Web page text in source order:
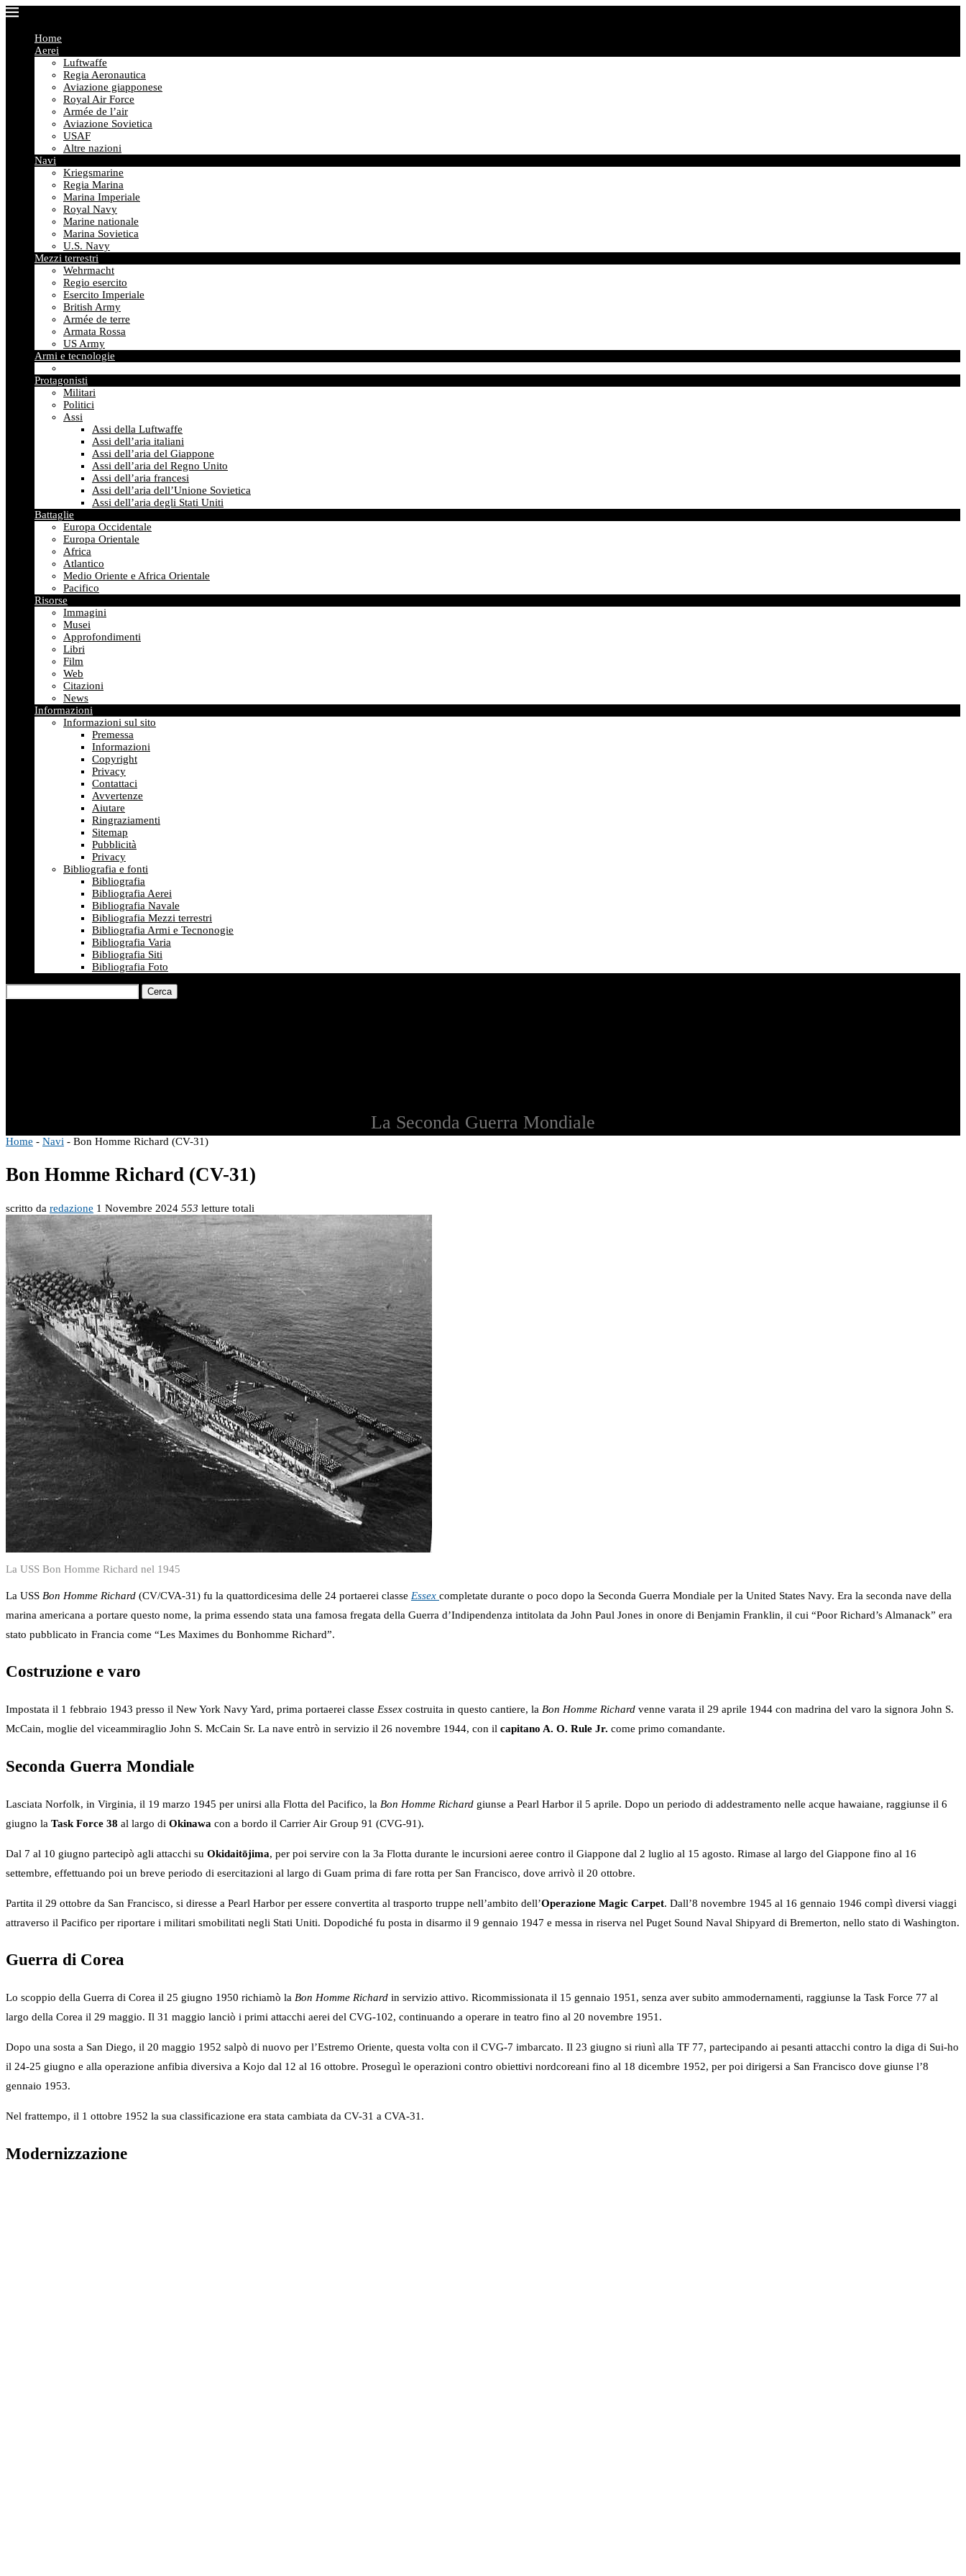
Home
Aerei
Luftwaffe
Regia Aeronautica
Aviazione giapponese
Royal Air Force
Armée de l’air
Aviazione Sovietica
USAF
Altre nazioni
Navi
Kriegsmarine
Regia Marina
Marina Imperiale
Royal Navy
Marine nationale
Marina Sovietica
U.S. Navy
Mezzi terrestri
Wehrmacht
Regio esercito
Esercito Imperiale
British Army
Armée de terre
Armata Rossa
US Army
Armi e tecnologie
Protagonisti
Militari
Politici
Assi
Assi della Luftwaffe
Assi dell’aria italiani
Assi dell’aria del Giappone
Assi dell’aria del Regno Unito
Assi dell’aria francesi
Assi dell’aria dell’Unione Sovietica
Assi dell’aria degli Stati Uniti
Battaglie
Europa Occidentale
Europa Orientale
Africa
Atlantico
Medio Oriente e Africa Orientale
Pacifico
Risorse
Immagini
Musei
Approfondimenti
Libri
Film
Web
Citazioni
News
Informazioni
Informazioni sul sito
Premessa
Informazioni
Copyright
Privacy
Contattaci
Avvertenze
Aiutare
Ringraziamenti
Sitemap
Pubblicità
Privacy
Bibliografia e fonti
Bibliografia
Bibliografia Aerei
Bibliografia Navale
Bibliografia Mezzi terrestri
Bibliografia Armi e Tecnonogie
Bibliografia Varia
Bibliografia Siti
Bibliografia Foto
Cerca
La Seconda Guerra Mondiale
Home - Navi - Bon Homme Richard (CV-31)
Bon Homme Richard (CV-31)
scritto da redazione 1 Novembre 2024 553 letture totali
La USS Bon Homme Richard nel 1945
La USS Bon Homme Richard (CV/CVA-31) fu la quattordicesima delle 24 portaerei classe Essex completate durante o poco dopo la Seconda Guerra Mondiale per la United States Navy. Era la seconda nave della
marina americana a portare questo nome, la prima essendo stata una famosa fregata della Guerra d’Indipendenza intitolata da John Paul Jones in onore di Benjamin Franklin, il cui “Poor Richard’s Almanack” era
stato pubblicato in Francia come “Les Maximes du Bonhomme Richard”.
Costruzione e varo
Impostata il 1 febbraio 1943 presso il New York Navy Yard, prima portaerei classe Essex costruita in questo cantiere, la Bon Homme Richard venne varata il 29 aprile 1944 con madrina del varo la signora John S.
McCain, moglie del viceammiraglio John S. McCain Sr. La nave entrò in servizio il 26 novembre 1944, con il capitano A. O. Rule Jr. come primo comandante.
Seconda Guerra Mondiale
Lasciata Norfolk, in Virginia, il 19 marzo 1945 per unirsi alla Flotta del Pacifico, la Bon Homme Richard giunse a Pearl Harbor il 5 aprile. Dopo un periodo di addestramento nelle acque hawaiane, raggiunse il 6
giugno la Task Force 38 al largo di Okinawa con a bordo il Carrier Air Group 91 (CVG-91).
Dal 7 al 10 giugno partecipò agli attacchi su Okidaitōjima, per poi servire con la 3a Flotta durante le incursioni aeree contro il Giappone dal 2 luglio al 15 agosto. Rimase al largo del Giappone fino al 16
settembre, effettuando poi un breve periodo di esercitazioni al largo di Guam prima di fare rotta per San Francisco, dove arrivò il 20 ottobre.
Partita il 29 ottobre da San Francisco, si diresse a Pearl Harbor per essere convertita al trasporto truppe nell’ambito dell’Operazione Magic Carpet. Dall’8 novembre 1945 al 16 gennaio 1946 compì diversi viaggi
attraverso il Pacifico per riportare i militari smobilitati negli Stati Uniti. Dopodiché fu posta in disarmo il 9 gennaio 1947 e messa in riserva nel Puget Sound Naval Shipyard di Bremerton, nello stato di Washington.
Guerra di Corea
Lo scoppio della Guerra di Corea il 25 giugno 1950 richiamò la Bon Homme Richard in servizio attivo. Ricommissionata il 15 gennaio 1951, senza aver subito ammodernamenti, raggiunse la Task Force 77 al
largo della Corea il 29 maggio. Il 31 maggio lanciò i primi attacchi aerei del CVG-102, continuando a operare in teatro fino al 20 novembre 1951.
Dopo una sosta a San Diego, il 20 maggio 1952 salpò di nuovo per l’Estremo Oriente, questa volta con il CVG-7 imbarcato. Il 23 giugno si riunì alla TF 77, partecipando ai pesanti attacchi contro la diga di Sui-ho
il 24-25 giugno e alla operazione anfibia diversiva a Kojo dal 12 al 16 ottobre. Proseguì le operazioni contro obiettivi nordcoreani fino al 18 dicembre 1952, per poi dirigersi a San Francisco dove giunse l’8
gennaio 1953.
Nel frattempo, il 1 ottobre 1952 la sua classificazione era stata cambiata da CV-31 a CVA-31.
Modernizzazione